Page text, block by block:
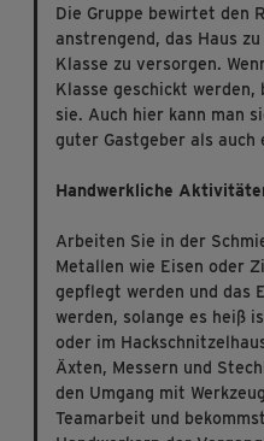
Die Gruppe bewirtet den
anstrengend, das Haus
Klasse zu versorgen.
Klasse geschickt
sie. Auch hier kann man
guter Gastgeber als auch
Handwerkliche
Arbeiten Sie in der
Metallen wie Eisen oder
gepflegt werden und das
werden, solange es heiß
oder im
Äxten, Messern und
den Umgang mit
Teamarbeit und